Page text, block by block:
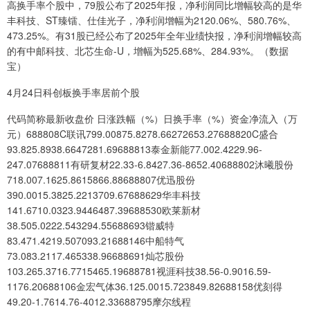
高换手率个股中，79股公布了2025年报，净利润同比增幅较高的是华
丰科技、ST臻镭、仕佳光子，净利润增幅为2120.06%、580.76%、
473.25%。有31股已经公布了2025年全年业绩快报，净利润增幅较高
的有中邮科技、北芯生命-U，增幅为525.68%、284.93%。（数据
宝）
4月24日科创板换手率居前个股
代码简称最新收盘价 日涨跌幅（%）日换手率（%）资金净流入（万
元）688808C联讯799.00875.8278.66272653.27688820C盛合
93.825.8938.6647281.69688813泰金新能77.002.4229.96-
247.07688811有研复材22.33-6.8427.36-8652.40688802沐曦股份
718.007.1625.8615866.88688807优迅股份
390.0015.3825.2213709.67688629华丰科技
141.6710.0323.9446487.39688530欧莱新材
38.505.0222.543294.55688693锴威特
83.471.4219.507093.21688146中船特气
73.083.2117.465338.96688691灿芯股份
103.265.3716.7715465.19688781视涯科技38.56-0.9016.59-
1176.20688106金宏气体36.125.0015.723849.82688158优刻得
49.20-1.7614.76-4012.33688795摩尔线程